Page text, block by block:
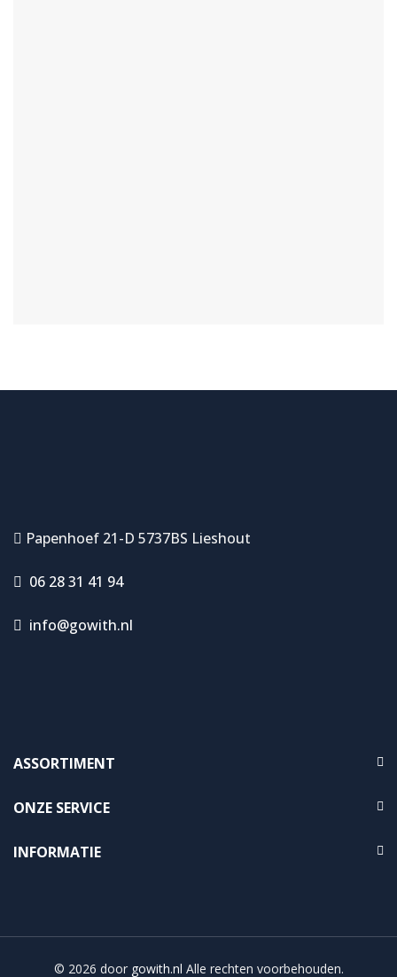
Papenhoef 21-D 5737BS Lieshout
06 28 31 41 94
info@gowith.nl
ASSORTIMENT
ONZE SERVICE
INFORMATIE
© 2026 door gowith.nl Alle rechten voorbehouden.